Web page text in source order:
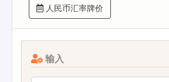
人民币汇率牌价
输入